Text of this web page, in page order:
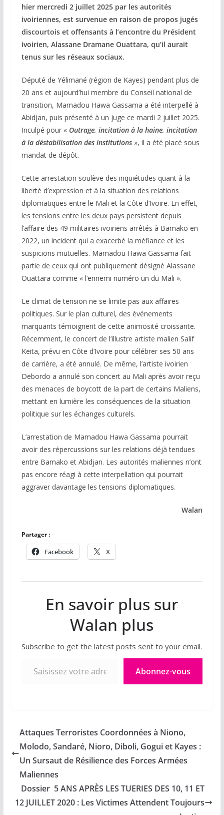
hier mercredi 2 juillet 2025 par les autorités
ivoiriennes, est survenue en raison de propos jugés
discourtois et offensants à l’encontre du Président
ivoirien, Alassane Dramane Ouattara, qu’il aurait
tenus sur les réseaux sociaux.
Député de Yélimané (région de Kayes) pendant plus de
20 ans et aujourd’hui membre du Conseil national de
transition, Mamadou Hawa Gassama a été interpellé à
Abidjan, puis présenté à un juge ce mardi 2 juillet 2025.
Inculpé pour «Outrage, incitation à la haine, incitation
à la déstabilisation des institutions », il a été placé sous
mandat de dépôt.
Cette arrestation soulève des inquiétudes quant à la
liberté d’expression et à la situation des relations
diplomatiques entre le Mali et la Côte d’Ivoire. En effet,
les tensions entre les deux pays persistent depuis
l’affaire des 49 militaires ivoiriens arrêtés à Bamako en
2022, un incident qui a exacerbé la méfiance et les
suspicions mutuelles. Mamadou Hawa Gassama fait
partie de ceux qui ont publiquement désigné Alassane
Ouattara comme « l’ennemi numéro un du Mali ».
Le climat de tension ne se limite pas aux affaires
politiques. Sur le plan culturel, des événements
marquants témoignent de cette animosité croissante.
Récemment, le concert de l’illustre artiste malien Salif
Keita, prévu en Côte d’Ivoire pour célébrer ses 50 ans
de carrière, a été annulé. De même, l’artiste ivoirien
Debordo a annulé son concert au Mali après avoir reçu
des menaces de boycott de la part de certains Maliens,
mettant en lumière les conséquences de la situation
politique sur les échanges culturels.
L’arrestation de Mamadou Hawa Gassama pourrait
avoir des répercussions sur les relations déjà tendues
entre Bamako et Abidjan. Les autorités maliennes n’ont
pas encore réagi à cette interpellation qui pourrait
aggraver davantage les tensions diplomatiques.
Walan
Partager :
Facebook X
En savoir plus sur
Walan plus
Subscribe to get the latest posts sent to your email.
Abonnez-vous
Attaques Terroristes Coordonnées à Niono,
Molodo, Sandaré, Nioro, Diboli, Gogui et Kayes :
Un Sursaut de Résilience des Forces Armées
Maliennes
Dossier 5 ANS APRÈS LES TUERIES DES 10, 11 ET
12 JUILLET 2020 : Les Victimes Attendent Toujours